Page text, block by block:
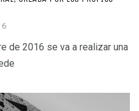
de 2016 se va a realizar una